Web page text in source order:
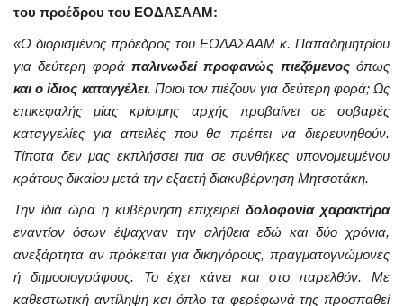
του προέδρου του ΕΟΔΑΣΑΑΜ:
«Ο διορισμένος πρόεδρος του ΕΟΔΑΣΑΑΜ κ. Παπαδημητρίου
για δεύτερη φορά παλινωδεί προφανώς πιεζόμενοςόπως
και ο ίδιος καταγγέλει. Ποιοι τον πιέζουν για δεύτερη φορά; Ως
επικεφαλής μίας κρίσιμης αρχής προβαίνει σε σοβαρές
καταγγελίες για απειλές που θα πρέπει να διερευνηθούν.
Τίποτα δεν μας εκπλήσσει πια σε συνθήκες υπονομευμένου
κράτους δικαίου μετά την εξαετή διακυβέρνηση Μητσοτάκη.
Την ίδια ώρα η κυβέρνηση επιχειρεί δολοφονία χαρακτήρα
εναντίον όσων έψαχναν την αλήθεια εδώ και δύο χρόνια,
ανεξάρτητα αν πρόκειται για δικηγόρους, πραγματογνώμονες
ή δημοσιογράφους. Το έχει κάνει και στο παρελθόν. Με
καθεστωτική αντίληψη και όπλο τα φερέφωνά της προσπαθεί